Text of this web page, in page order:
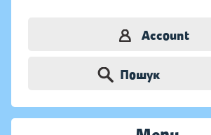
Account
Пошук